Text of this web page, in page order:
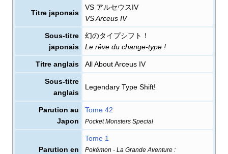
Titre japonais
VS アルセウスIV
VS Arceus IV
Sous-titre
japonais
幻のタイプシフト！
Le rêve du change-type !
Titre anglais All About Arceus IV
Sous-titre
anglais
Legendary Type Shift!
Parution au
Japon
Tome 42
Pocket Monsters Special
Parution en
Tome 1
Pokémon - La Grande Aventure :